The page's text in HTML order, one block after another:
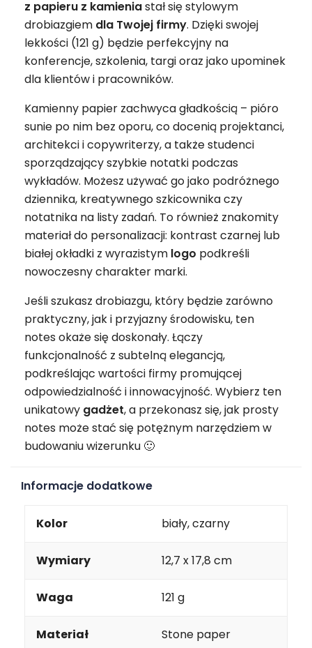
z papieru z kamieniastał się stylowym
drobiazgiem dla Twojej firmy. Dzięki swojej
lekkości (121 g) będzie perfekcyjny na
konferencje, szkolenia, targi oraz jako upominek
dla klientów i pracowników.
Kamienny papier zachwyca gładkością – pióro
sunie po nim bez oporu, co docenią projektanci,
architekci i copywriterzy, a także studenci
sporządzający szybkie notatki podczas
wykładów. Możesz używać go jako podróżnego
dziennika, kreatywnego szkicownika czy
notatnika na listy zadań. To również znakomity
materiał do personalizacji: kontrast czarnej lub
białej okładki z wyrazistym logo podkreśli
nowoczesny charakter marki.
Jeśli szukasz drobiazgu, który będzie zarówno
praktyczny, jak i przyjazny środowisku, ten
notes okaże się doskonały. Łączy
funkcjonalność z subtelną elegancją,
podkreślając wartości firmy promującej
odpowiedzialność i innowacyjność. Wybierz ten
unikatowy gadżet, a przekonasz się, jak prosty
notes może stać się potężnym narzędziem w
budowaniu wizerunku 🙂
Informacje dodatkowe
Kolor biały, czarny
Wymiary 12,7 x 17,8 cm
Waga 121 g
Materiał Stone paper